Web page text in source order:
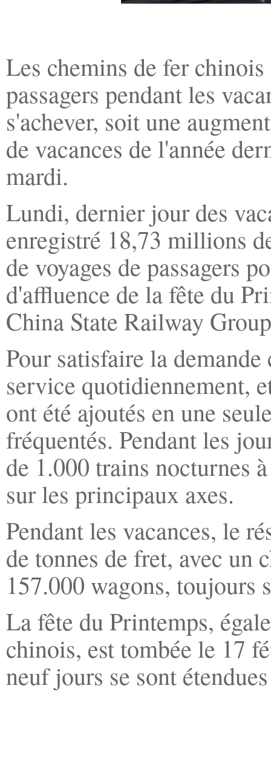
Les chemins de fer
passagers pendant les
s'achever, soit une
de vacances de l'année
mardi.
Lundi, dernier jour des
enregistré 18,73 millions
de voyages de passagers
d'affluence de la fête du
China State Railway
Pour satisfaire la
service quotidiennement,
ont été ajoutés en une
fréquentés. Pendant les
de 1.000 trains nocturnes
sur les principaux axes.
Pendant les vacances, le
de tonnes de fret, avec un
157.000 wagons, toujours
La fête du Printemps,
chinois, est tombée le 17
neuf jours se sont